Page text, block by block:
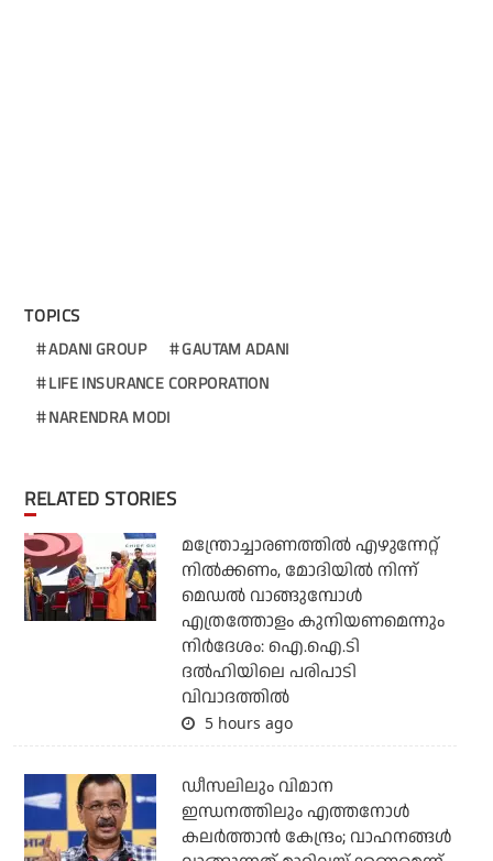
TOPICS
ADANI GROUP
GAUTAM ADANI
LIFE INSURANCE CORPORATION
NARENDRA MODI
RELATED STORIES
മന്ത്രോച്ചാരണത്തില്‍ എഴുന്നേറ്റ്
നില്‍ക്കണം, മോദിയില്‍ നിന്ന്
മെഡല്‍ വാങ്ങുമ്പോള്‍
എത്രത്തോളം കുനിയണമെന്നും
നിര്‍ദേശം: ഐ.ഐ.ടി
ദല്‍ഹിയിലെ പരിപാടി
വിവാദത്തില്‍
5 hours ago
ഡീസലിലും വിമാന
ഇന്ധനത്തിലും എത്തനോള്‍
കലര്‍ത്താന്‍ കേന്ദ്രം; വാഹനങ്ങള്‍